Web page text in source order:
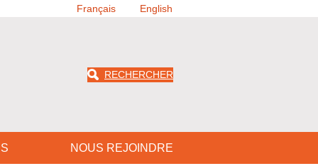
Français English
RECHERCHER
NOUS REJOINDRE